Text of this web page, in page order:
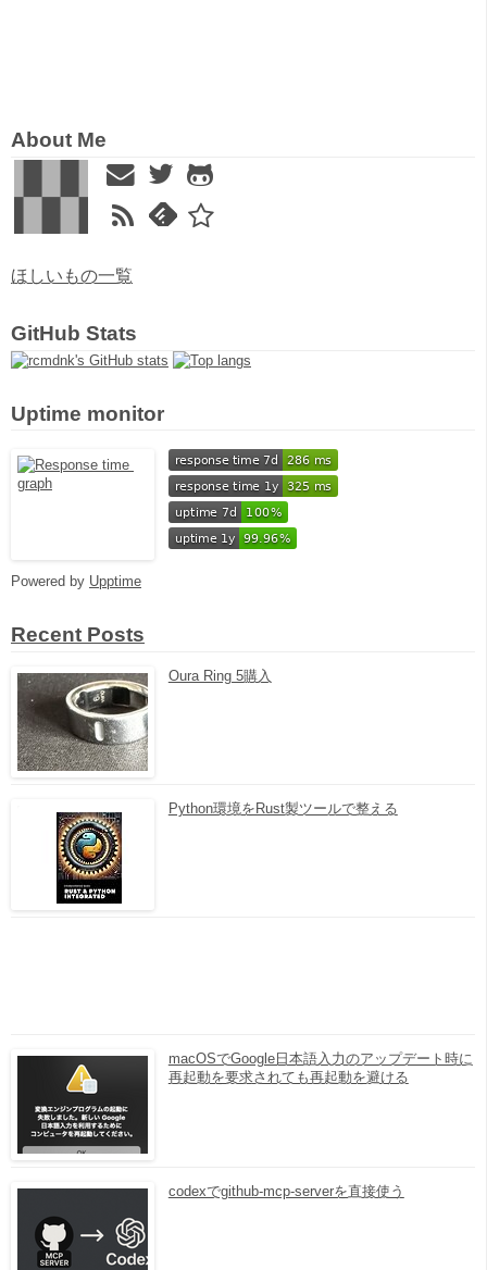
About Me
ほしいもの一覧
GitHub Stats
Uptime monitor
Powered by Upptime
Recent Posts
Oura Ring 5購入
Python環境をRust製ツールで整える
macOSでGoogle日本語入力のアップデート時に
再起動を要求されても再起動を避ける
codexでgithub-mcp-serverを直接使う